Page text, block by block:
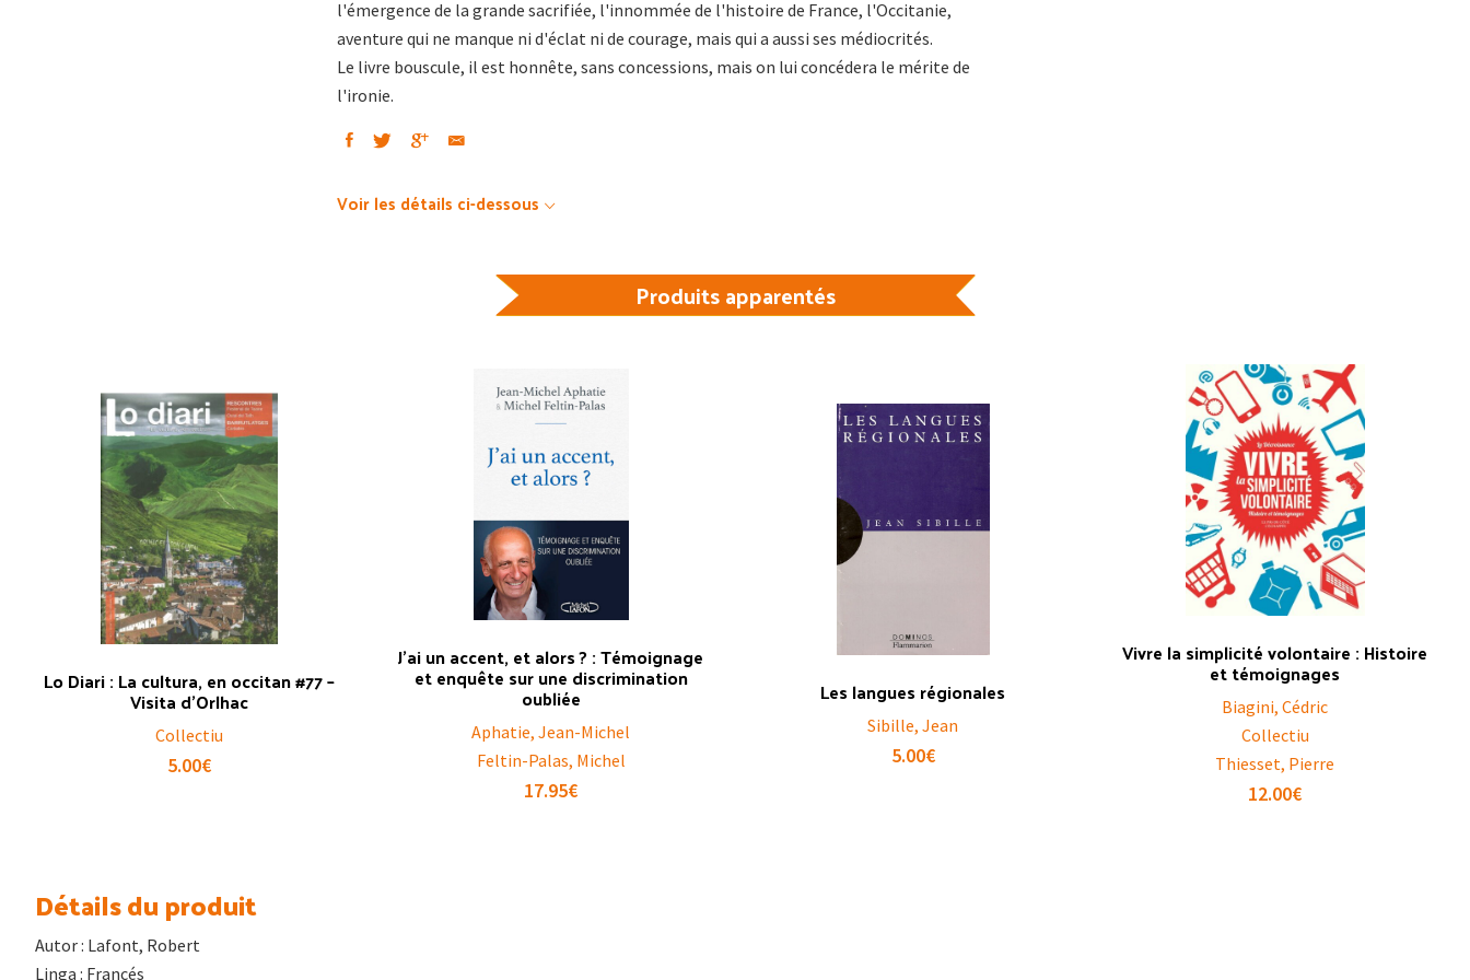
l'émergence de la grande sacrifiée, l'innommée de l'histoire de France, l'Occitanie,
aventure qui ne manque ni d'éclat ni de courage, mais qui a aussi ses médiocrités.
Le livre bouscule, il est honnête, sans concessions, mais on lui concédera le mérite de
l'ironie.
Voir les détails ci-dessous
Produits apparentés
Lo Diari : La cultura, en occitan #77 –
Visita d’Orlhac
Collectiu
5.00€
J’ai un accent, et alors ? : Témoignage
et enquête sur une discrimination
oubliée
Aphatie, Jean-Michel
Feltin-Palas, Michel
17.95€
Les langues régionales
Sibille, Jean
5.00€
Vivre la simplicité volontaire : Histoire
et témoignages
Biagini, Cédric
Collectiu
Thiesset, Pierre
12.00€
Détails du produit
Autor : Lafont, Robert
Linga : Francés